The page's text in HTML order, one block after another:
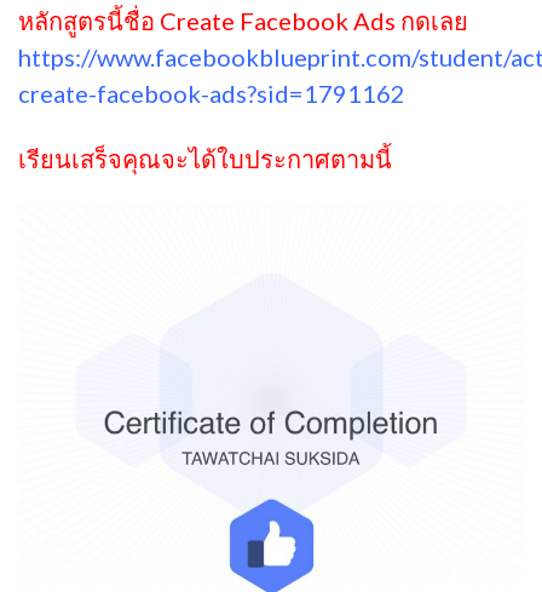
หลักสูตรนี้ชื่อ Create Facebook Ads กดเลย
https://www.facebookblueprint.com/student/
create-facebook-ads?sid=1791162
เรียนเสร็จคุณจะได้ใบประกาศตามนี้